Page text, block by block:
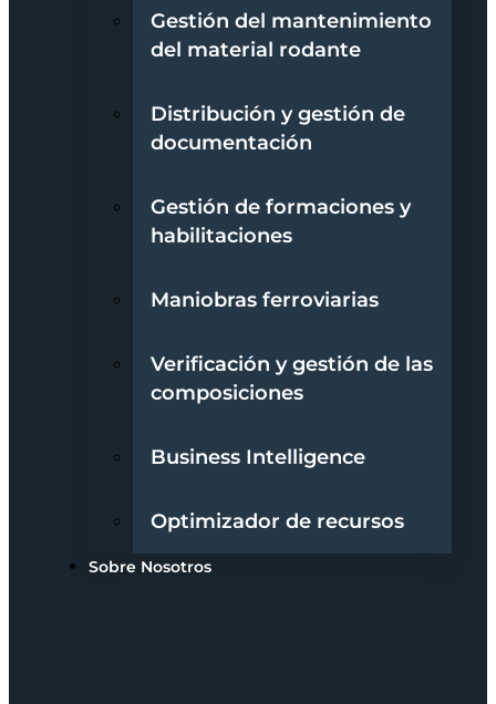
Gestión del mantenimiento
del material rodante
Distribución y gestión de
documentación
Gestión de formaciones y
habilitaciones
Maniobras ferroviarias
Verificación y gestión de las
composiciones
Business Intelligence
Optimizador de recursos
Sobre Nosotros